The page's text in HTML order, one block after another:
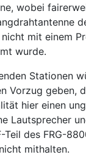
wobei
mit einem
wurde.
Stationen
Vorzug geben,
hier einen
Lautsprecher
Teil des FRG-
mithalten.